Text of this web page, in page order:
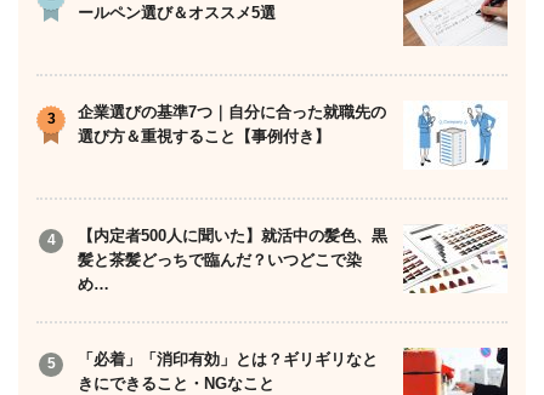
ールペン選び＆オススメ5選
企業選びの基準7つ｜自分に合った就職先の
選び方＆重視すること【事例付き】
【内定者500人に聞いた】就活中の髪色、黒
髪と茶髪どっちで臨んだ？いつどこで染
め…
「必着」「消印有効」とは？ギリギリなと
きにできること・NGなこと